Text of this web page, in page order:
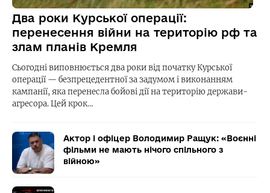
Два роки Курської операції:
перенесення війни на територію рф та
злам планів Кремля
Сьогодні виповнюється два роки від початку Курської
операції — безпрецедентної за задумом і виконанням
кампанії, яка перенесла бойові дії на територію держави-
агресора. Цей крок…
Актор і офіцер Володимир Ращук: «Воєнні
фільми не мають нічого спільного з
війною»